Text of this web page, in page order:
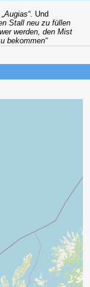
Augias . Und
Stall neu zu füllen
werden, den Mist
bekommen